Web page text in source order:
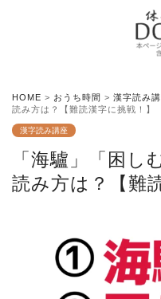
HOME > おうち時間 > 漢字読み
読み方は？【難読漢字に挑戦！】
漢字読み講座
「海驢」「困し
読み方は？【難